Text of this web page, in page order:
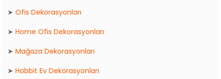
➤ Ofis Dekorasyonları
➤ Home Ofis Dekorasyonları
➤ Mağaza Dekorasyonları
➤ Hobbit Ev Dekorasyonları